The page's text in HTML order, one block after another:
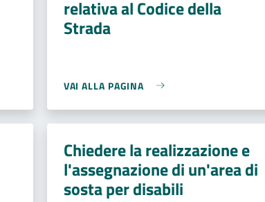
relativa al Codice della
Strada
VAI ALLA PAGINA
Chiedere la realizzazione e
l'assegnazione di un'area di
sosta per disabili